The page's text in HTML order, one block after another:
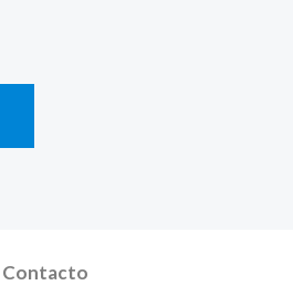
Contacto